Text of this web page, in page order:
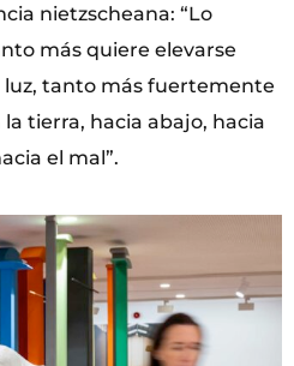
nietzscheana: “Lo
más quiere elevarse
luz, tanto más fuertemente
tierra, hacia abajo, hacia
el mal”.